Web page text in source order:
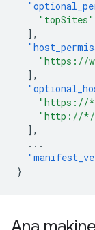
"topSites"
],
"https://
],
"https://
"http://
],
...
}